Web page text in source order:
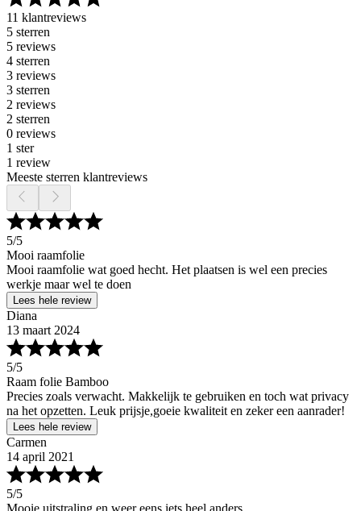
11 klantreviews
5 sterren
5 reviews
4 sterren
3 reviews
3 sterren
2 reviews
2 sterren
0 reviews
1 ster
1 review
Meeste sterren klantreviews
5/5
Mooi raamfolie
Mooi raamfolie wat goed hecht. Het plaatsen is wel een precies
werkje maar wel te doen
Lees hele review
Diana
13 maart 2024
5/5
Raam folie Bamboo
Precies zoals verwacht. Makkelijk te gebruiken en toch wat privacy
na het opzetten. Leuk prijsje,goeie kwaliteit en zeker een aanrader!
Lees hele review
Carmen
14 april 2021
5/5